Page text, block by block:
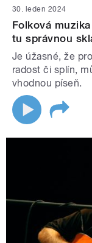
30. leden 2024
Folková
tu správnou
Je úžasné, že
radost či splín,
vhodnou píseň.